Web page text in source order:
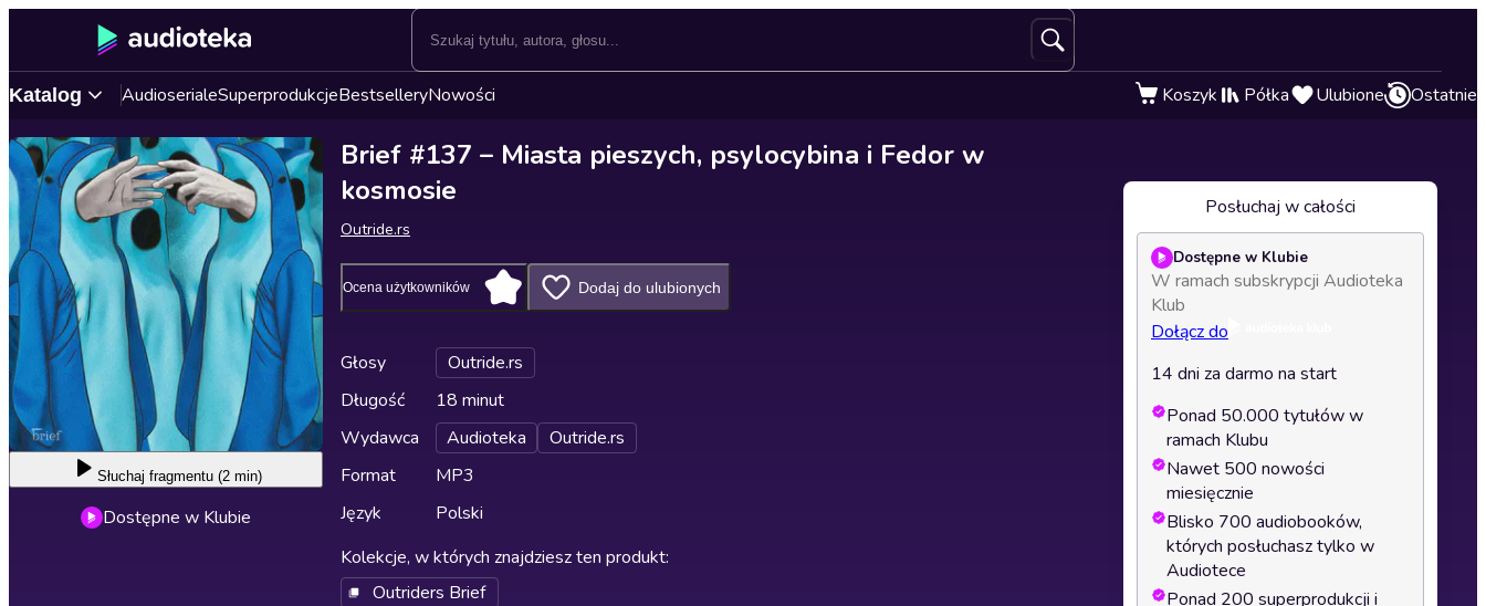
Katalog AudioserialeSuperprodukcjeBestselleryNowości Koszyk Półka Ulubione Ostatnie
Słuchaj fragmentu (2 min)
Dostępne w Klubie
Brief #137 – Miasta pieszych, psylocybina i Fedor w
kosmosie
Outride.rs
Ocena użytkowników Dodaj do ulubionych
Głosy
Outride.rs
Długość
18 minut
Wydawca
Audioteka
Outride.rs
Format
MP3
Język
Polski
Kolekcje, w których znajdziesz ten produkt:
Outriders Brief
Posłuchaj w całości
Dostępne w Klubie
W ramach subskrypcji Audioteka
Klub
Dołącz do
14 dni za darmo na start
Ponad 50.000 tytułów w
ramach Klubu
Nawet 500 nowości
miesięcznie
Blisko 700 audiobooków,
których posłuchasz tylko w
Audiotece
Ponad 200 superprodukcji i